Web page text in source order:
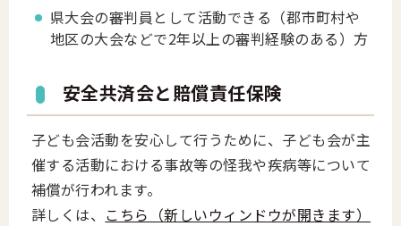
県大会の審判員として活動できる（郡市町村や
地区の大会などで2年以上の審判経験のある）方
安全共済会と賠償責任保険
子ども会活動を安心して行うために、子ども会が主
催する活動における事故等の怪我や疾病等について
補償が行われます。
詳しくは、 こちら（新しいウィンドウが開きます）